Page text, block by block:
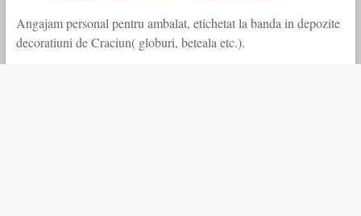
Angajam personal pentru ambalat, etichetat la banda in depozite
decoratiuni de Craciun( globuri, beteala etc.).